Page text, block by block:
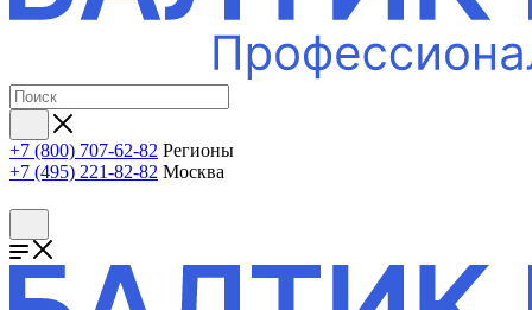
+7 (800) 707-62-82 Регионы
+7 (495) 221-82-82 Москва